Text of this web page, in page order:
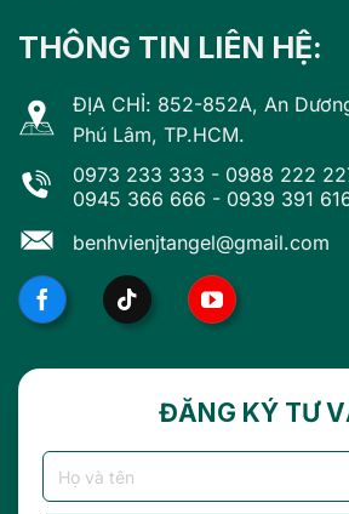
THÔNG TIN LIÊN HỆ:
ĐỊA CHỈ: 852-852A, An
Phú Lâm, TP.HCM.
0973 233 333 - 0988 222
0945 366 666 - 0939 391
benhvienjtangel@gmail.com
ĐĂNG KÝ TƯ